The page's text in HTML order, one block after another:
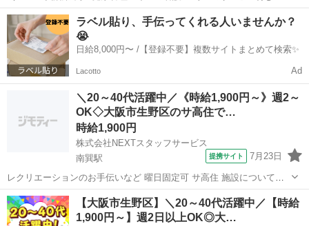
齢者向け住宅 ╭━━━━━━━━━━━━━╮ *融通が利くので働き
やすい!* *週2日からの柔軟シフト* ╰━━━━━━v━━━━━━╯
NE...
大阪 大阪市 南巽駅 介護
ラベル貼り、手伝ってくれる人いませんか？
😭
日給8,000円〜 /【登録不要】複数サイトまとめて検索✨
Lacotto Ad
＼20～40代活躍中／《時給1,900円～》週2～
OK◇大阪市生野区のサ高住で…
時給1,900円
株式会社NEXTスタッフサービス
南巽駅
提携サイト 7月23日
レクリエーションのお手伝いなど 曜日固定可 サ高住 施設について
‾‾‾‾‾‾‾‾‾‾‾‾‾ 明るいフロアが印象的な、綺麗な介護施設 地域のシニアの快
適な毎日をサポートしています。 スタッフ1人ひとりの負担を抑える
ために、...
大阪 南巽駅 介護
【大阪市生野区】＼20～40代活躍中／【時給
1,900円～】週2日以上OK◎大…